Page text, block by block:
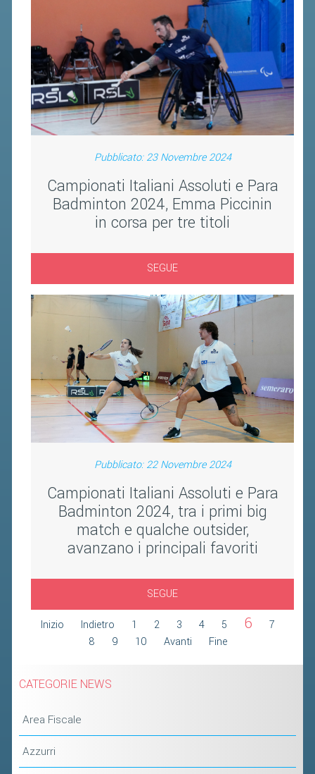
Pubblicato: 23 Novembre 2024
Campionati Italiani Assoluti e Para
Badminton 2024, Emma Piccinin
in corsa per tre titoli
SEGUE
Pubblicato: 22 Novembre 2024
Campionati Italiani Assoluti e Para
Badminton 2024, tra i primi big
match e qualche outsider,
avanzano i principali favoriti
SEGUE
Inizio Indietro 1 2 3 4 5 6
7
8
9 10 Avanti Fine
CATEGORIE NEWS
Area Fiscale
Azzurri
BANDI DI GARA E CONTRATTI
WHISTLEBLOWING
SPORTELLO FISCALE
NOVITÀ FISCALI
MODULISTICA
SCADENZARIO
AIRBADMINTON
TAPPE REGIONALI AIRBADMINTON
FIBA PICKLEBALL TOUR
CLASSIFICHE PICKLEBALL
BANDI PUBBLICI
VOLA CON NOI 2026
RIVISTA BADMANIA
2025
2024
2023
2020
2019